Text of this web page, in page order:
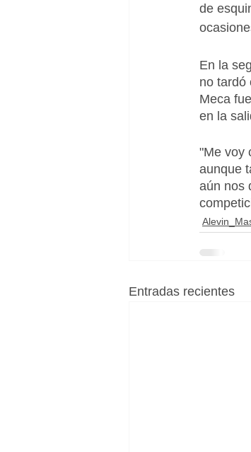
de
En la
no tardó
Meca
en la
"Me voy
aunque
aún nos
Entradas recientes